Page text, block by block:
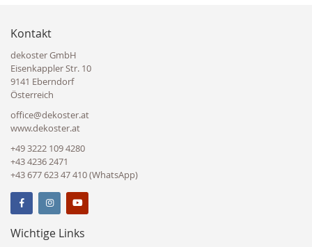
Kontakt
dekoster GmbH
Eisenkappler Str. 10
9141 Eberndorf
Österreich
office@dekoster.at
www.dekoster.at
+49 3222 109 4280
+43 4236 2471
+43 677 623 47 410 (WhatsApp)
Wichtige Links